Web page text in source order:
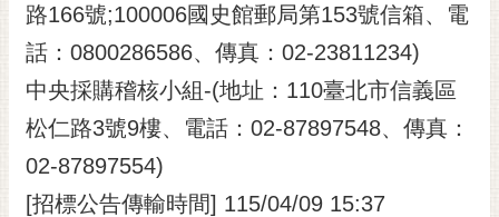
路166號;100006國史館郵局第153號信箱、電
話：0800286586、傳真：02-23811234)
中央採購稽核小組-(地址：110臺北市信義區
松仁路3號9樓、電話：02-87897548、傳真：
02-87897554)
[招標公告傳輸時間] 115/04/09 15:37